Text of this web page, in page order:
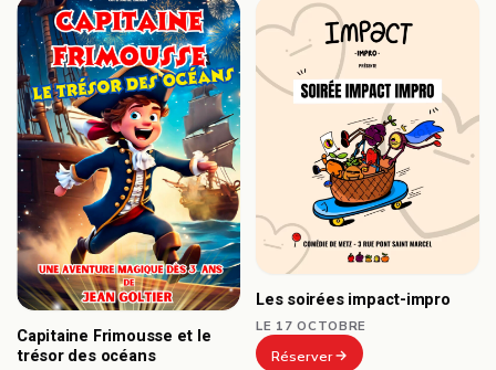
Capitaine Frimousse et le
trésor des océans
Les soirées impact-impro
LE 17 OCTOBRE
Réserver